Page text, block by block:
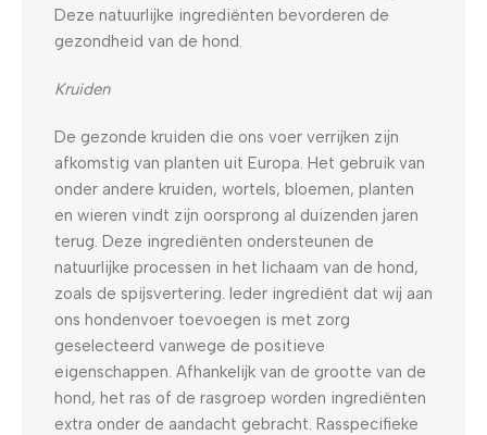
Deze natuurlijke ingrediënten bevorderen de
gezondheid van de hond.
Kruiden
De gezonde kruiden die ons voer verrijken zijn
afkomstig van planten uit Europa. Het gebruik van
onder andere kruiden, wortels, bloemen, planten
en wieren vindt zijn oorsprong al duizenden jaren
terug. Deze ingrediënten ondersteunen de
natuurlijke processen in het lichaam van de hond,
zoals de spijsvertering. Ieder ingrediënt dat wij aan
ons hondenvoer toevoegen is met zorg
geselecteerd vanwege de positieve
eigenschappen. Afhankelijk van de grootte van de
hond, het ras of de rasgroep worden ingrediënten
extra onder de aandacht gebracht. Rasspecifieke